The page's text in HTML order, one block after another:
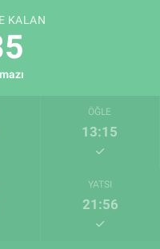
KALAN
ÖĞLE
13:15
YATSI
21:56